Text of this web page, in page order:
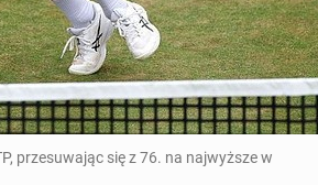
przesuwając się z 76. na najwyższe w